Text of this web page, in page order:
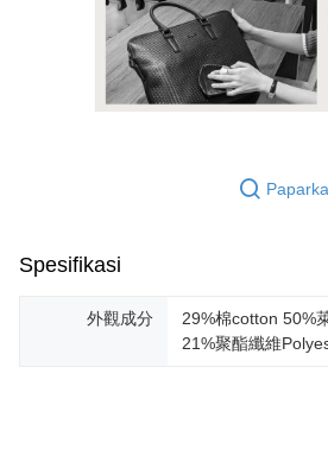
Spesifikasi
外觀成分
29%棉cotton 50%
21%聚酯纖維